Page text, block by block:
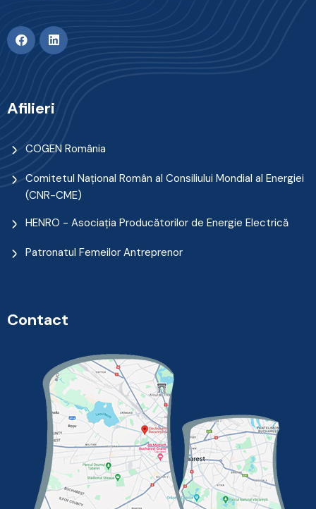
Afilieri
COGEN România
Comitetul Naţional Român al Consiliului Mondial al Energiei
(CNR-CME)
HENRO - Asociația Producătorilor de Energie Electrică
Patronatul Femeilor Antreprenor
Contact